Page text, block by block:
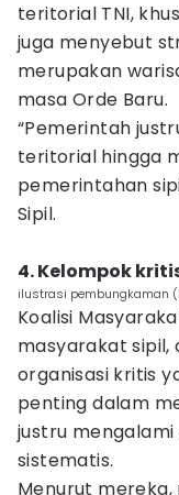
teritorial TNI,
juga menyebut
merupakan
masa Orde Baru.
“Pemerintah
teritorial hingga
pemerintahan
Sipil.
4. Kelompok
ilustrasi pembungkaman
Koalisi
masyarakat sipil,
organisasi kritis
penting dalam
justru
sistematis.
Menurut